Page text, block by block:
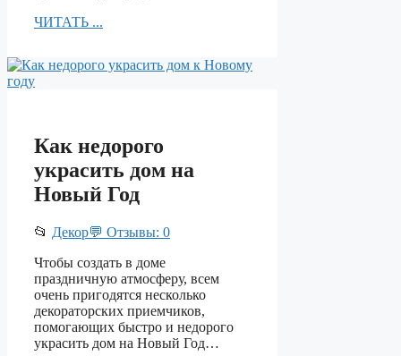
ЧИТАТЬ ...
Как недорого
украсить дом на
Новый Год
📂 Декор💬 Отзывы: 0
Чтобы создать в доме
праздничную атмосферу, всем
очень пригодятся несколько
декораторских приемчиков,
помогающих быстро и недорого
украсить дом на Новый Год…